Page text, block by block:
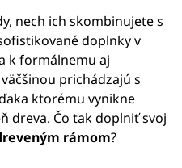
nech ich skombinujete s
doplnky v
k formálnemu aj
prichádzajú s
ktorému vynikne
dreva. Čo tak doplniť svoj
rámom?